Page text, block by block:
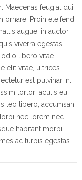
Maecenas feugiat dui
Proin eleifend,
augue, in auctor
viverra egestas,
libero vitae
elit vitae, ultrices
est pulvinar in.
tortor iaculis eu.
leo libero, accumsan
nec lorem nec
habitant morbi
ac turpis egestas.